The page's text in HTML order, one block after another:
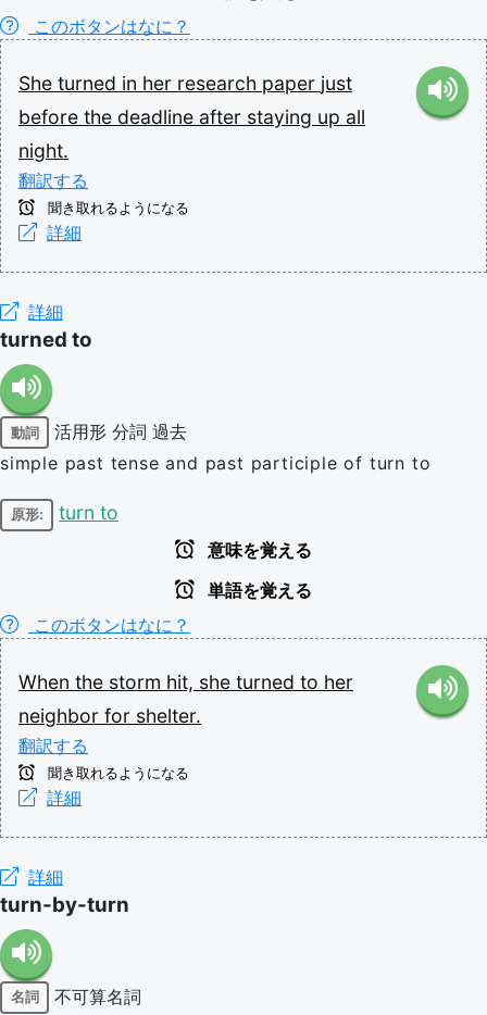
このボタンはなに？
She turned in her research paper just
before the deadline after staying up all
night.
翻訳する
聞き取れるようになる
詳細
詳細
turned to
動詞 活用形 分詞 過去
simple past tense and past participle of turn to
原形: turn to
意味を覚える
単語を覚える
このボタンはなに？
When the storm hit, she turned to her
neighbor for shelter.
翻訳する
聞き取れるようになる
詳細
詳細
turn-by-turn
名詞
不可算名詞